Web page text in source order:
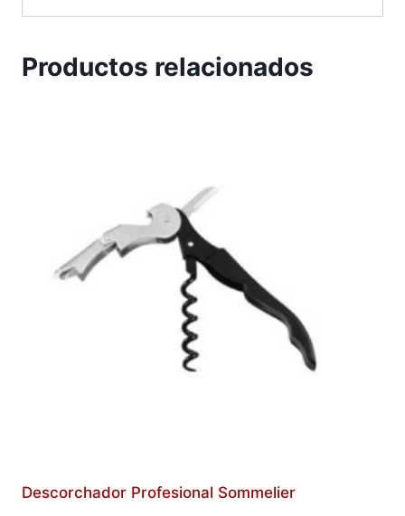
Productos relacionados
Descorchador Profesional Sommelier